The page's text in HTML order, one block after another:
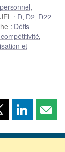
,
: D, D2, D22,
: Défis
,
et
Partager
page page